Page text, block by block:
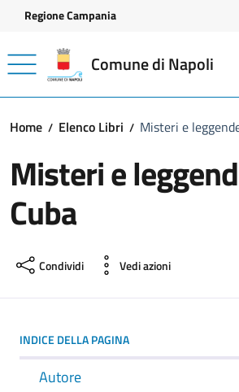
Vai ai contenuti
Vai al footer
Regione Campania
Comune di Napoli
Home Elenco Libri Misteri e
Misteri e
Cuba
Condividi Vedi azioni
INDICE DELLA PAGINA
Autore